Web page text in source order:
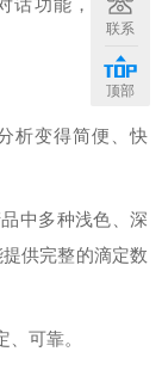
话功能，操作便
析变得简便、快
中多种浅色、深
供完整的滴定数
可靠。
联系
顶部